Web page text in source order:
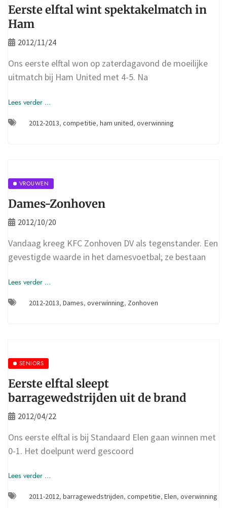
Eerste elftal wint spektakelmatch in
Ham
2012/11/24
Ons eerste elftal won op zaterdagavond de moeilijke
uitmatch bij Ham United met 4-5. Na
Lees verder ...
2012-2013, competitie, ham united, overwinning
VROUWEN
Dames-Zonhoven
2012/10/20
Vandaag kreeg KFC Zonhoven DV als tegenstander. Een
gevestigde waarde in het damesvoetbal; ze bestaan
Lees verder ...
2012-2013, Dames, overwinning, Zonhoven
SENIORS
Eerste elftal sleept
barragewedstrijden uit de brand
2012/04/22
Ons eerste elftal is bij Standaard Elen gaan winnen met
0-1. Het doelpunt werd gescoord
Lees verder ...
2011-2012, barragewedstrijden, competitie, Elen, overwinning